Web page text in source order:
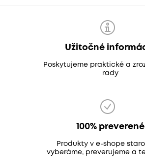
Užitočné
Poskytujeme praktické a
rady
100% preverené
Produkty v e-shope
vyberáme, preverujeme a